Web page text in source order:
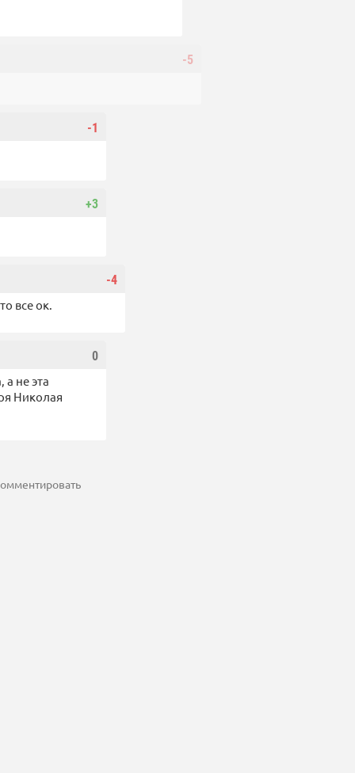
-5
-1
+3
-4
все ок.
0
не эта
Николая